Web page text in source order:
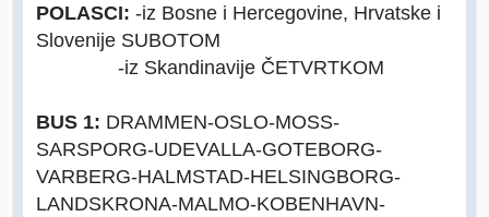
POLASCI: -iz Bosne i Hercegovine, Hrvatske i
Slovenije SUBOTOM
-iz Skandinavije ČETVRTKOM
BUS 1: DRAMMEN-OSLO-MOSS-
SARSPORG-UDEVALLA-GOTEBORG-
VARBERG-HALMSTAD-HELSINGBORG-
LANDSKRONA-MALMO-KOBENHAVN-